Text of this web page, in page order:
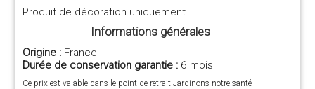
Produit de décoration uniquement
Informations générales
Origine : France
Durée de conservation garantie : 6 mois
Ce prix est valable dans le point de retrait Jardinons notre santé